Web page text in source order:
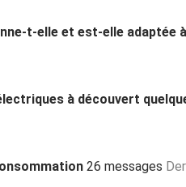
t-elle et est-elle adaptée
à découvert
26 messages